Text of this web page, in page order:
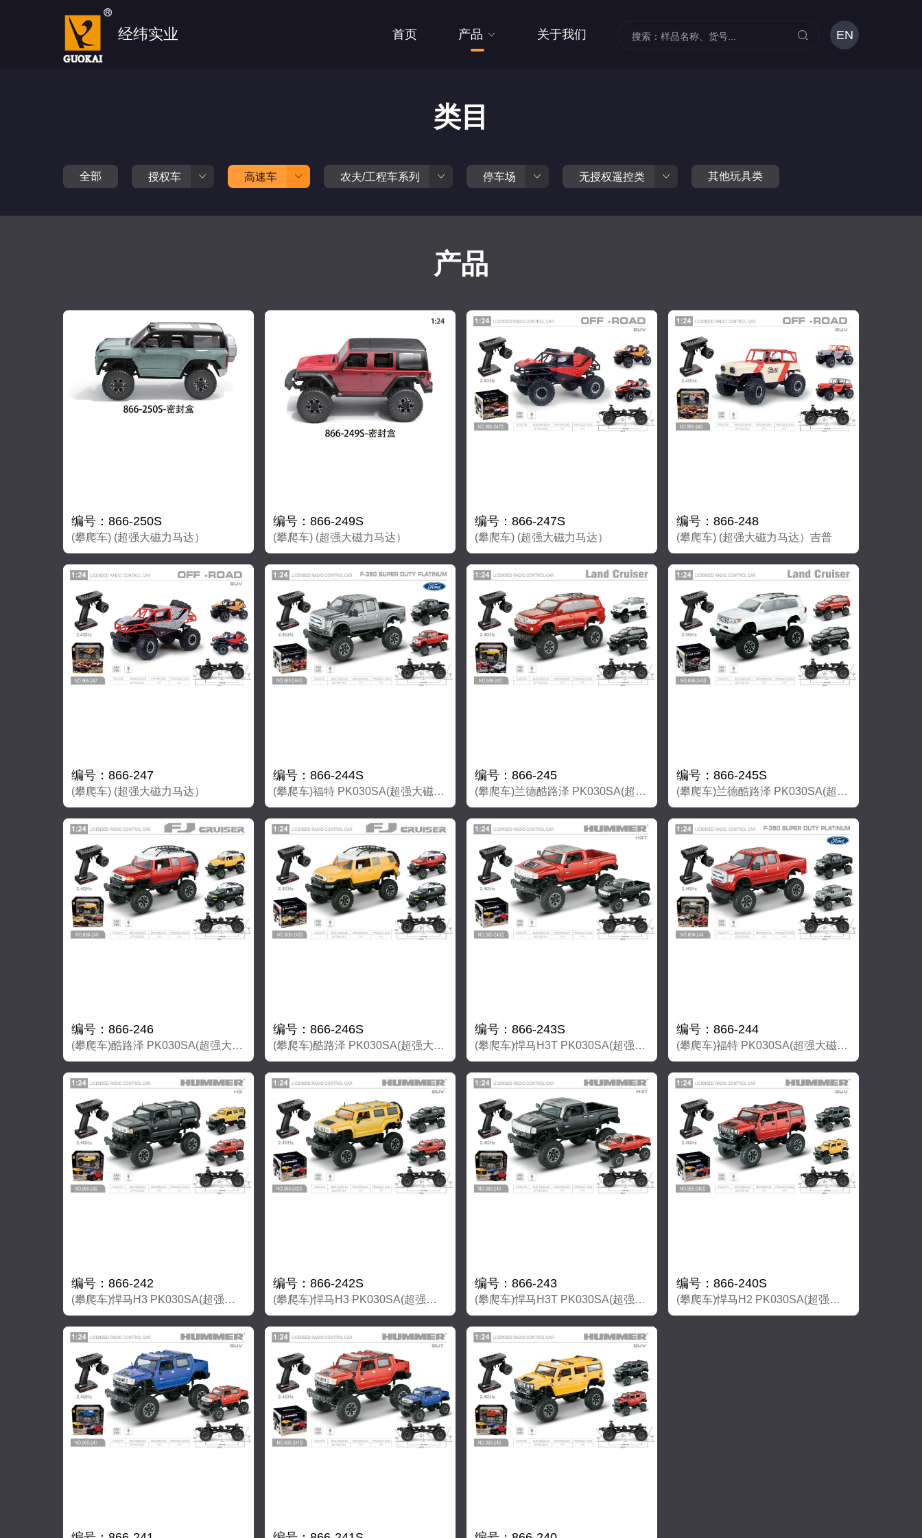
经纬实业 EN
首页 产品 关于我们
类目
全部 授权车 高速车 农夫/工程车系列 停车场 无授权遥控类 其他玩具类
产品
编号：866-250S
(攀爬车) (超强大磁力马达）
编号：866-249S
(攀爬车) (超强大磁力马达）
编号：866-247S
(攀爬车) (超强大磁力马达）
编号：866-248
(攀爬车) (超强大磁力马达）吉普
编号：866-247
(攀爬车) (超强大磁力马达）
编号：866-244S
(攀爬车)福特 PK030SA(超强大磁力马达）
编号：866-245
(攀爬车)兰德酷路泽 PK030SA(超强大磁力马达）
编号：866-245S
(攀爬车)兰德酷路泽 PK030SA(超强大磁力马达）
编号：866-246
(攀爬车)酷路泽 PK030SA(超强大磁力马达）
编号：866-246S
(攀爬车)酷路泽 PK030SA(超强大磁力马达）
编号：866-243S
(攀爬车)悍马H3T PK030SA(超强大磁力马达）
编号：866-244
(攀爬车)福特 PK030SA(超强大磁力马达）
编号：866-242
(攀爬车)悍马H3 PK030SA(超强大磁力马达）
编号：866-242S
(攀爬车)悍马H3 PK030SA(超强大磁力马达）
编号：866-243
(攀爬车)悍马H3T PK030SA(超强大磁力马达）
编号：866-240S
(攀爬车)悍马H2 PK030SA(超强大磁力马达）